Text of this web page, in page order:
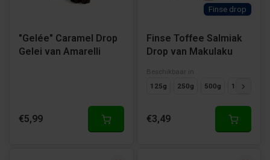
"Gelée" Caramel Drop
Gelei van Amarelli
€5,99
Finse drop
Finse Toffee Salmiak
Drop van Makulaku
Beschikbaar in
125g
250g 500g 1000g
€3,49